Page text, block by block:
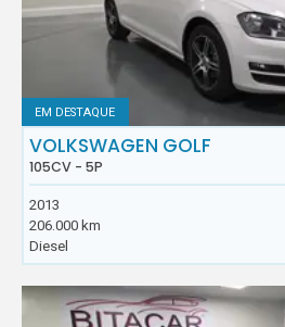
EM DESTAQUE
VOLKSWAGEN GOLF
105CV - 5P
2013
206.000 km
Diesel